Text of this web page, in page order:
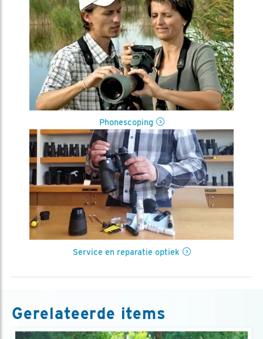
Phonescoping
Service en reparatie optiek
Gerelateerde items